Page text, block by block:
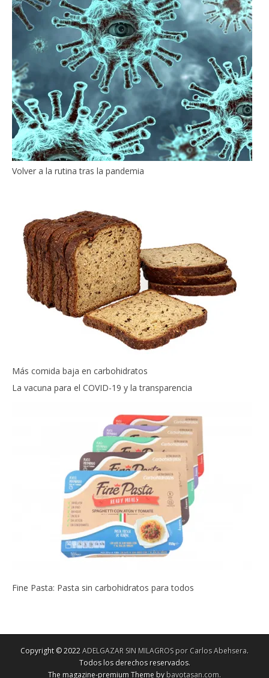
Volver a la rutina tras la pandemia
Más comida baja en carbohidratos
La vacuna para el COVID-19 y la transparencia
Fine Pasta: Pasta sin carbohidratos para todos
Copyright © 2022ADELGAZAR SIN MILAGROS por Carlos Abehsera.
Todos los derechos reservados.
The magazine-premium Theme bybavotasan.com.